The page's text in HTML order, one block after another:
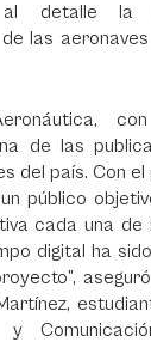
detalle la
las
de las
del país. Con el
público
cada una de
digital ha
y